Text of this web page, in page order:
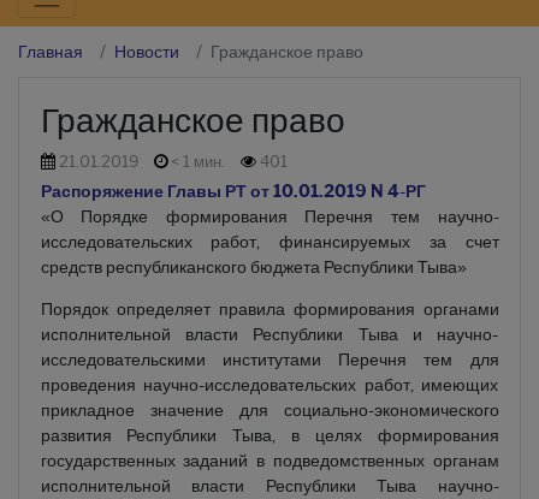
Главная Новости Гражданское право
Гражданское право
21.01.2019 < 1 мин.
401
Распоряжение Главы РТ от 10.01.2019 N 4-РГ
«О Порядке формирования Перечня тем научно-
исследовательских работ, финансируемых за счет
средств республиканского бюджета Республики Тыва»
Порядок определяет правила формирования органами
исполнительной власти Республики Тыва и научно-
исследовательскими институтами Перечня тем для
проведения научно-исследовательских работ, имеющих
прикладное значение для социально-экономического
развития Республики Тыва, в целях формирования
государственных заданий в подведомственных органам
исполнительной власти Республики Тыва научно-